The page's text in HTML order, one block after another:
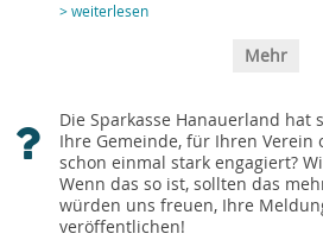
> weiterlesen
Mehr
Die Sparkasse Hanauerland hat
Ihre Gemeinde, für Ihren Verein
schon einmal stark engagiert?
Wenn das so ist, sollten das
würden uns freuen, Ihre
veröffentlichen!